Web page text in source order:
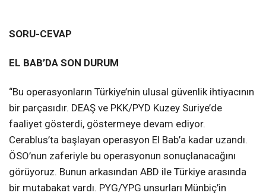
SORU-CEVAP
EL BAB’DA SON DURUM
“Bu operasyonların Türkiye’nin ulusal güvenlik ihtiyacının
bir parçasıdır. DEAŞ ve PKK/PYD Kuzey Suriye’de
faaliyet gösterdi, göstermeye devam ediyor.
Cerablus’ta başlayan operasyon El Bab’a kadar uzandı.
ÖSO’nun zaferiyle bu operasyonun sonuçlanacağını
görüyoruz. Bunun arkasından ABD ile Türkiye arasında
bir mutabakat vardı. PYG/YPG unsurları Münbiç’in